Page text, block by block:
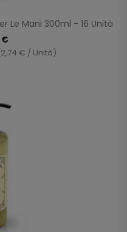
Le Mani 300ml - 16 Unità
€
€ / Unità)